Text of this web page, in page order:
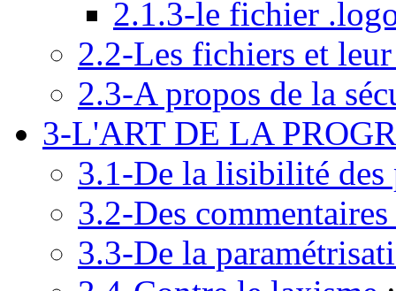
2.1.3-le fichier
2.2-Les fichiers et leur
2.3-A propos de la
3-L'ART DE LA
3.1-De la lisibilité des
3.2-Des
3.3-De la